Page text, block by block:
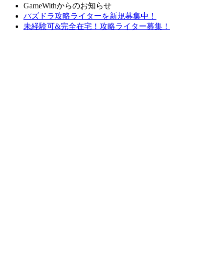
GameWithからのお知らせ
パズドラ攻略ライターを新規募集中！
未経験可&完全在宅！攻略ライター募集！